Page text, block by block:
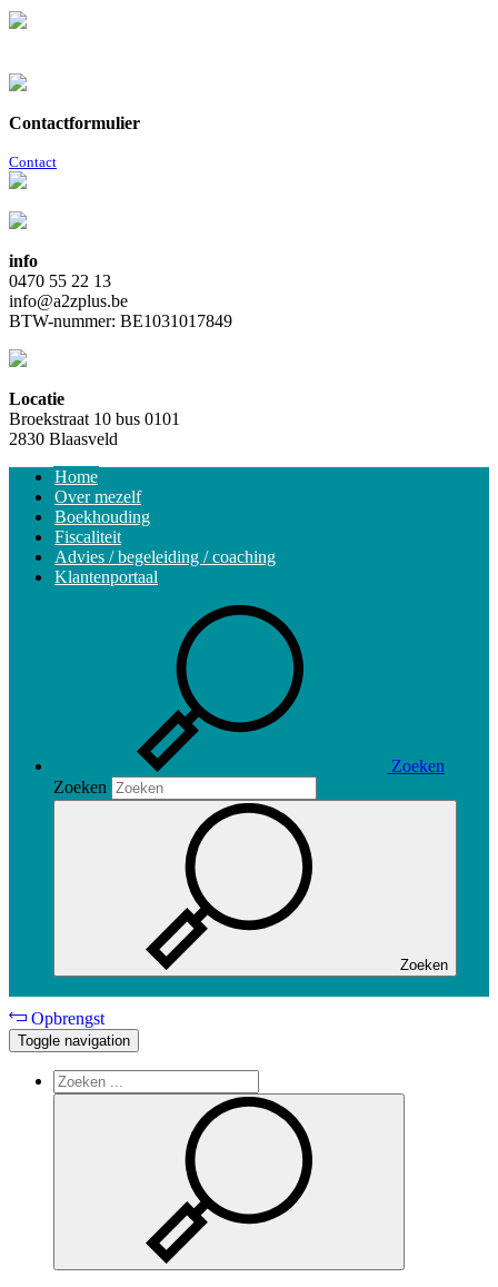
Contactformulier
Contact
info
0470 55 22 13
info@a2zplus.be
BTW-nummer: BE1031017849
Locatie
Broekstraat 10 bus 0101
2830 Blaasveld
Home
Over mezelf
Boekhouding
Fiscaliteit
Advies / begeleiding / coaching
Klantenportaal
Zoeken
Zoeken
Zoeken
Opbrengst
Toggle navigation